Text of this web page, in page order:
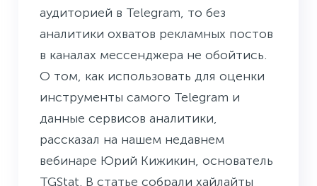
аудиторией в Telegram, то без
аналитики охватов рекламных постов
в каналах мессенджера не обойтись.
О том, как использовать для оценки
инструменты самого Telegram и
данные сервисов аналитики,
рассказал на нашем недавнем
вебинаре Юрий Кижикин, основатель
TGStat. В статье собрали хайлайты